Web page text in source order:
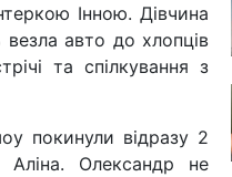
Інною. Дівчина
авто до хлопців
та спілкування з
покинули відразу 2
Аліна. Олександр не